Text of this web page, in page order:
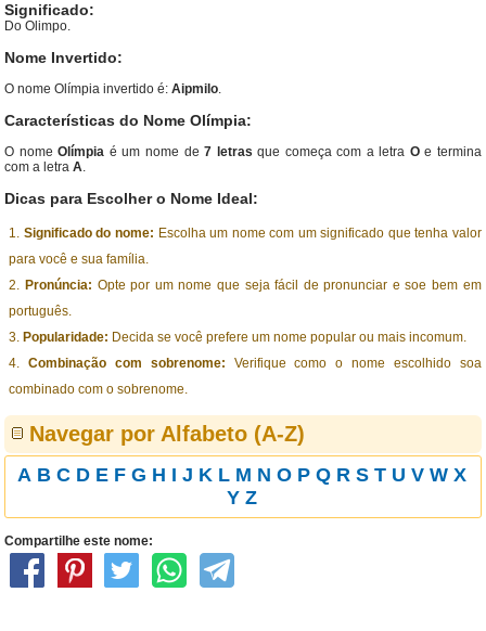
Significado:
Do Olimpo.
Nome Invertido:
O nome Olímpia invertido é:Aipmilo.
Características do Nome Olímpia:
O nomeOlímpia é um nome de7 letras que começa com a letra Oe termina
com a letraA.
Dicas para Escolher o Nome Ideal:
Significado do nome: Escolha um nome com um significado que tenha valor
para você e sua família.
Pronúncia: Opte por um nome que seja fácil de pronunciar e soe bem em
português.
Popularidade: Decida se você prefere um nome popular ou mais incomum.
Combinação com sobrenome: Verifique como o nome escolhido soa
combinado com o sobrenome.
Navegar por Alfabeto (A-Z)
A B C D E F G H I J K L M N O P Q R S T U V W X
Y Z
Compartilhe este nome: